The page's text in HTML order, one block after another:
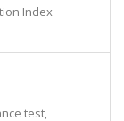
Index
test,